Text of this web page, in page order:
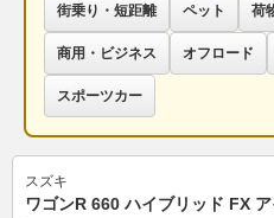
街乗り・短距離 ペット 荷
商用・ビジネス オフロード
スポーツカー
スズキ
ワゴンR 660 ハイブリッド FX